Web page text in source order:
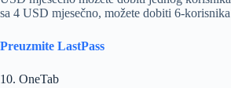
sa 4 USD mjesečno, možete dobiti 6-korisnika
Preuzmite LastPass
10. OneTab